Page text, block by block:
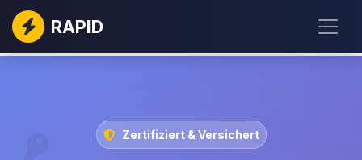
RAPID
Zertifiziert & Versichert